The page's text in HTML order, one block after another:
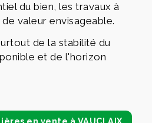
du bien, les travaux à
valeur envisageable.
de la stabilité du
et de l'horizon
en vente à VAUCLAIX